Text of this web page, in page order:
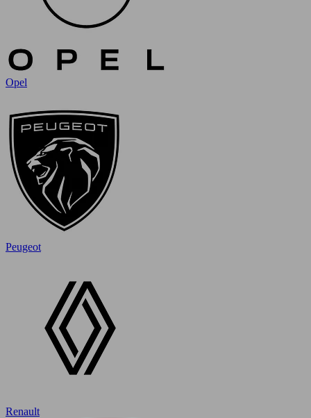
Opel
Peugeot
Renault